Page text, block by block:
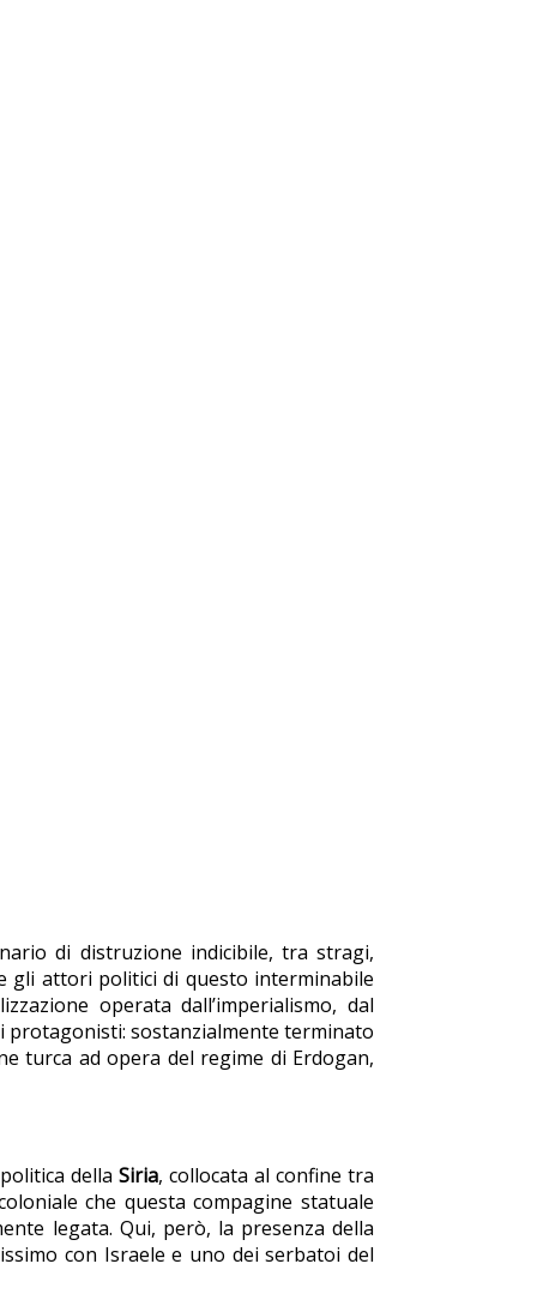
di distruzione indicibile, tra stragi,
gli attori politici di questo interminabile
operata dall’imperialismo, dal
protagonisti: sostanzialmente terminato
turca ad opera del regime di Erdogan,
della Siria, collocata al confine tra
che questa compagine statuale
legata. Qui, però, la presenza della
con Israele e uno dei serbatoi del